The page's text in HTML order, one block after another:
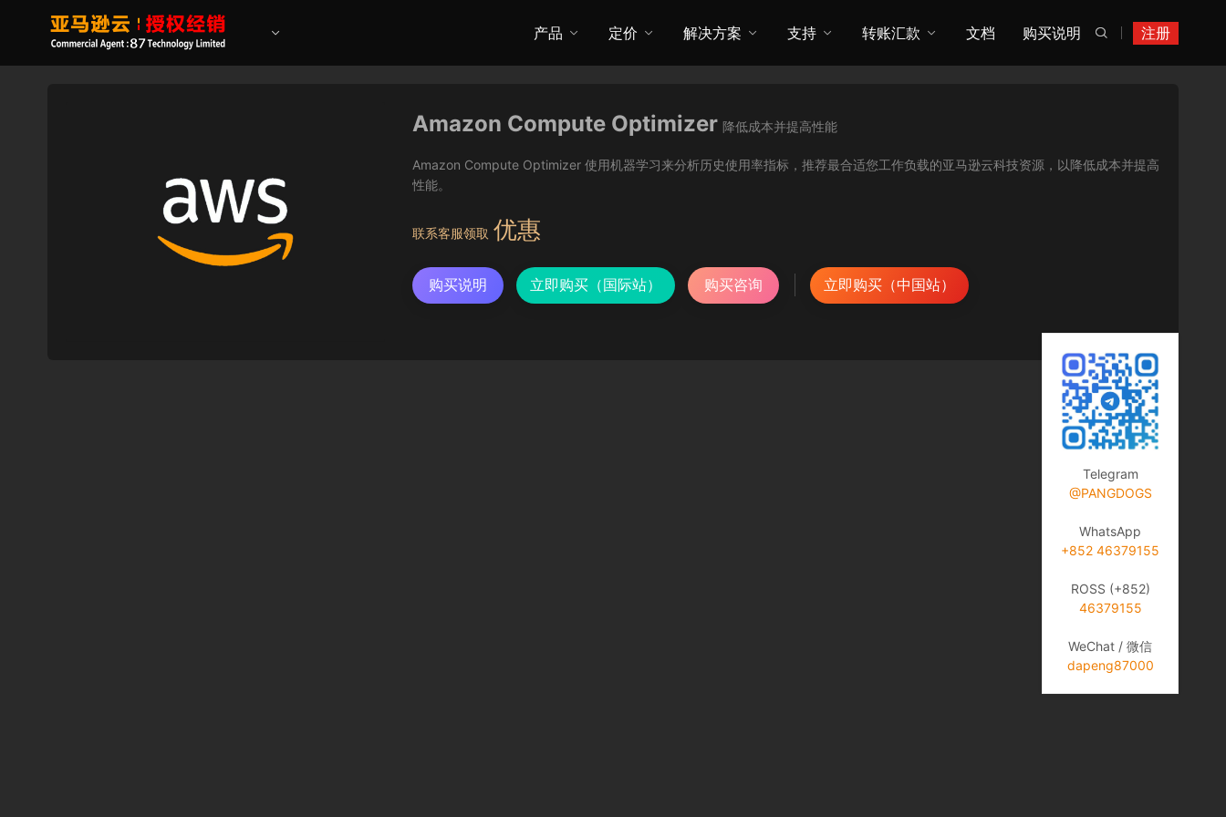
注册

产品 定价 解决方案 支持 转账汇款 文档 购买说明
Amazon Compute Optimizer 降低成本并提高性能
Amazon Compute Optimizer 使用机器学习来分析历史使用率指标，推荐最合适您工作负载的亚马逊云科技资源，以降低成本并提高
性能。
联系客服领取 优惠
购买说明 立即购买（国际站） 购买咨询 立即购买（中国站）
Telegram
@PANGDOGS
WhatsApp
+852 46379155
ROSS (+852)
46379155
WeChat / 微信
dapeng87000